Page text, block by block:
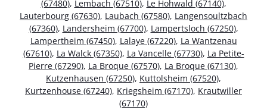
(67480), Lembach (67510), Le Hohwald (67140),
Lauterbourg (67630), Laubach (67580), Langensoultzbach
(67360), Landersheim (67700), Lampertsloch (67250),
Lampertheim (67450), Lalaye (67220), La Wantzenau
(67610), La Walck (67350), La Vancelle (67730), La Petite-
Pierre (67290), La Broque (67570), La Broque (67130),
Kutzenhausen (67250), Kuttolsheim (67520),
Kurtzenhouse (67240), Kriegsheim (67170), Krautwiller
(67170)